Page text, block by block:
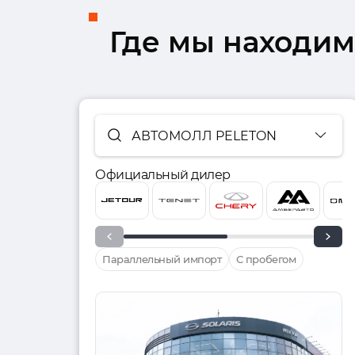
Где мы
АВТОМОЛЛ PELETON
Официальный дилер
Параллельный импорт С пробегом